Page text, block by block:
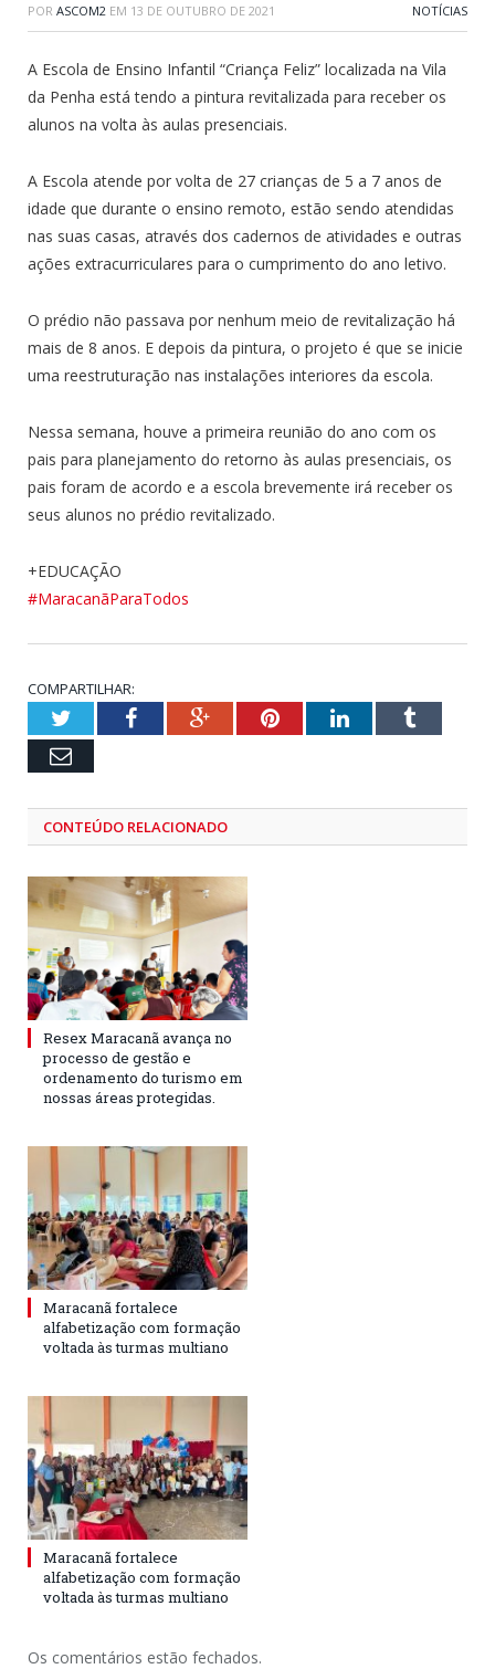
POR ASCOM2 EM 13 DE OUTUBRO DE 2021 NOTÍCIAS
A Escola de Ensino Infantil “Criança Feliz” localizada na Vila
da Penha está tendo a pintura revitalizada para receber os
alunos na volta às aulas presenciais.
A Escola atende por volta de 27 crianças de 5 a 7 anos de
idade que durante o ensino remoto, estão sendo atendidas
nas suas casas, através dos cadernos de atividades e outras
ações extracurriculares para o cumprimento do ano letivo.
O prédio não passava por nenhum meio de revitalização há
mais de 8 anos. E depois da pintura, o projeto é que se inicie
uma reestruturação nas instalações interiores da escola.
Nessa semana, houve a primeira reunião do ano com os
pais para planejamento do retorno às aulas presenciais, os
pais foram de acordo e a escola brevemente irá receber os
seus alunos no prédio revitalizado.
+EDUCAÇÃO
#MaracanãParaTodos
COMPARTILHAR:
TwitterFacebookGoogle+PinterestLinkedInTumblr
Email
CONTEÚDO RELACIONADO
Resex Maracanã avança no
processo de gestão e
ordenamento do turismo em
nossas áreas protegidas.
Maracanã fortalece
alfabetização com formação
voltada às turmas multiano
Maracanã fortalece
alfabetização com formação
voltada às turmas multiano
Os comentários estão fechados.